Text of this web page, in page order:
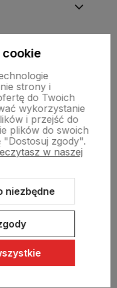
Shoper Modern 3.0™
cookie
strony i
do Twoich
wykorzystanie
i przejść do
plików do swoich
"Dostosuj zgody".
w naszej
niezbędne